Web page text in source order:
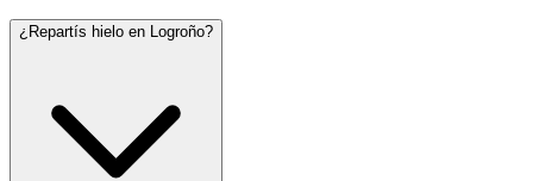
¿Repartís hielo en Logroño?